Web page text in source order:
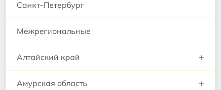
Санкт-Петербург
Межрегиональные
Алтайский край +
Амурская область +